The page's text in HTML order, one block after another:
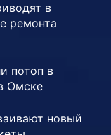
в
ремонта
потоп в
Омске
новый